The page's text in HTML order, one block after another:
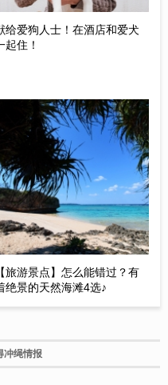
给爱狗人士！在酒店和爱犬
起住！
【旅游景点】怎么能错过？有
绝景的天然海滩4选♪
冲绳情报